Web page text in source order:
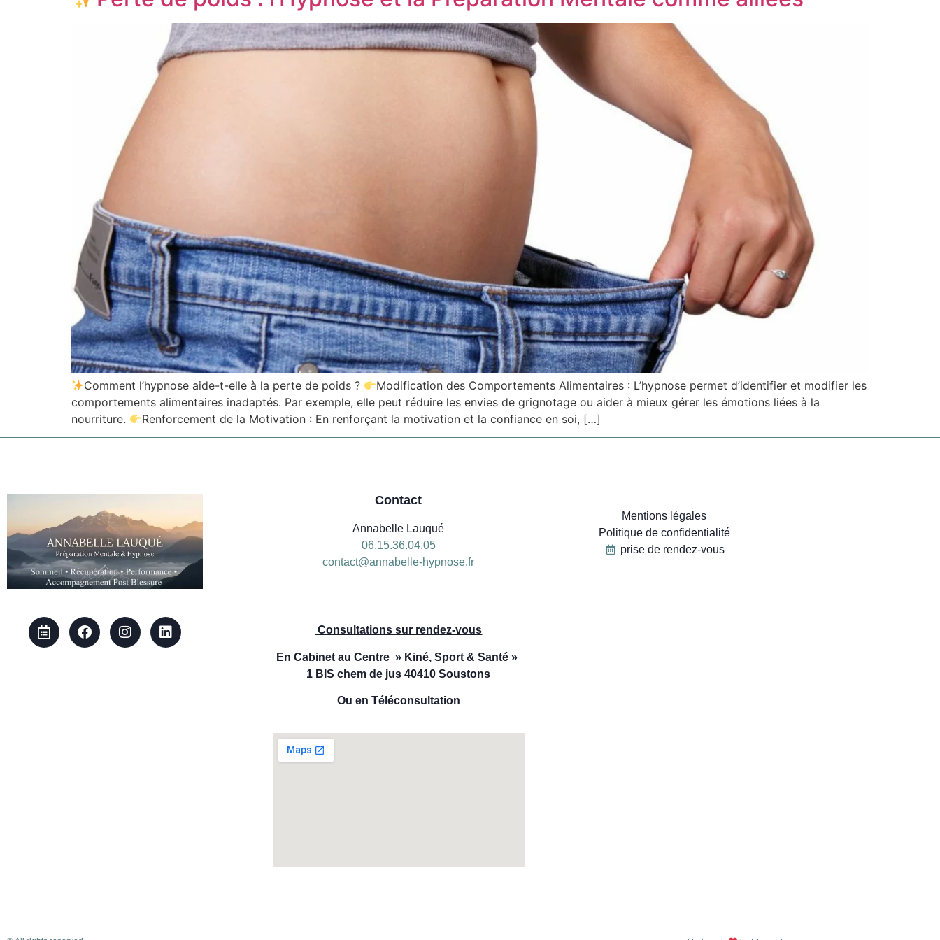
Comment l’hypnose aide-t-elle à la perte de poids ?
Modification des Comportements Alimentaires : L’hypnose permet d’identifier et modifier les
comportements alimentaires inadaptés. Par exemple, elle peut réduire les envies de grignotage ou aider à mieux gérer les émotions liées à la
nourriture.
Renforcement de la Motivation : En renforçant la motivation et la confiance en soi, […]
Contact
Annabelle Lauqué
06.15.36.04.05
contact@annabelle-hypnose.fr
Consultations sur rendez-vous
En Cabinet au Centre » Kiné, Sport & Santé »
1 BIS chem de jus 40410 Soustons
Ou en Téléconsultation
Mentions légales
Politique de confidentialité
prise de rendez-vous